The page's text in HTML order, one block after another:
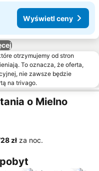
Wyświetl ceny
otrzymujemy od stron
To oznacza, że oferta,
nie zawsze będzie
na trivago.
o Mielno
zł za noc.